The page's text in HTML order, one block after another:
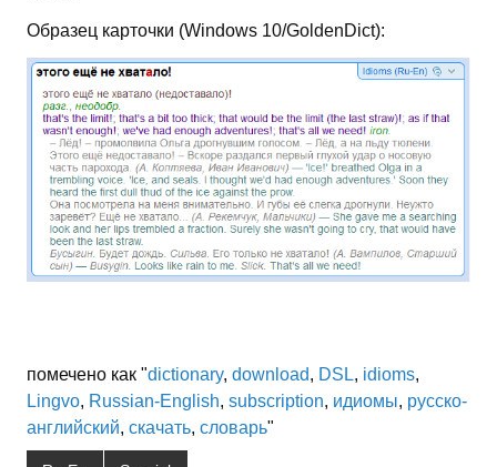
Образец карточки (Windows 10/GoldenDict):
помечено как "dictionary, download, DSL, idioms,
Lingvo, Russian-English, subscription, идиомы, русско-
английский, скачать, словарь"